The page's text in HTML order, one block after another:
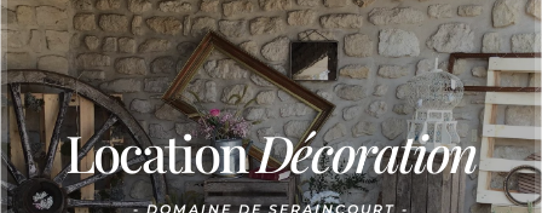
LocationDécoration